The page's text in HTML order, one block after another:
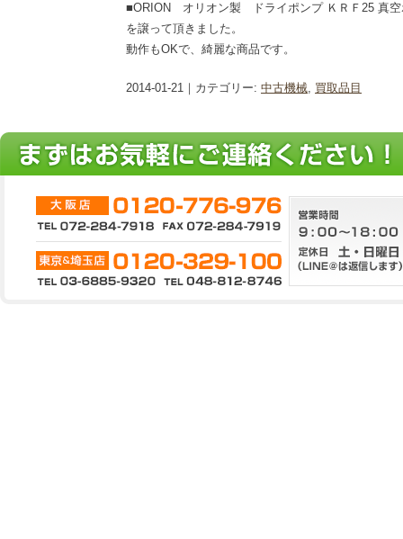
■ORION オリオン製 ドライポンプ ＫＲＦ25 真空
を譲って頂きました。
動作もOKで、綺麗な商品です。
2014-01-21｜カテゴリー: 中古機械, 買取品目